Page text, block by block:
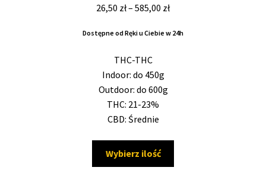
5.00
26,50 zł– 585,00 złZakres
od
Dostępne od Ręki u Ciebie w 24h
THC-THC
Indoor: do 450g
Outdoor: do 600g
THC: 21-23%
CBD: Średnie
Wybierz ilość